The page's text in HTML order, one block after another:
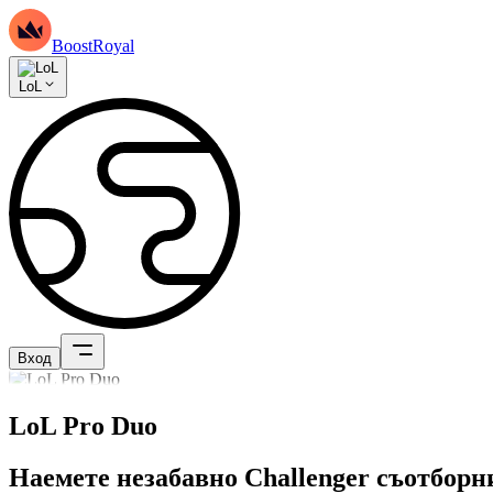
BoostRoyal
LoL
Вход
LoL Pro Duo
Наемете незабавно Challenger